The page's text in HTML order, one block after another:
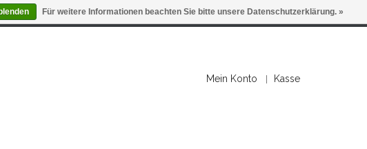
Mein Konto Kasse
Für weitere Informationen beachten Sie bitte unsere Datenschutzerklärung. »